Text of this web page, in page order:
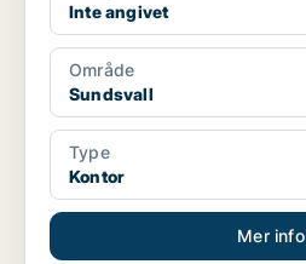
Inte angivet
Område
Sundsvall
Type
Kontor
Mer info